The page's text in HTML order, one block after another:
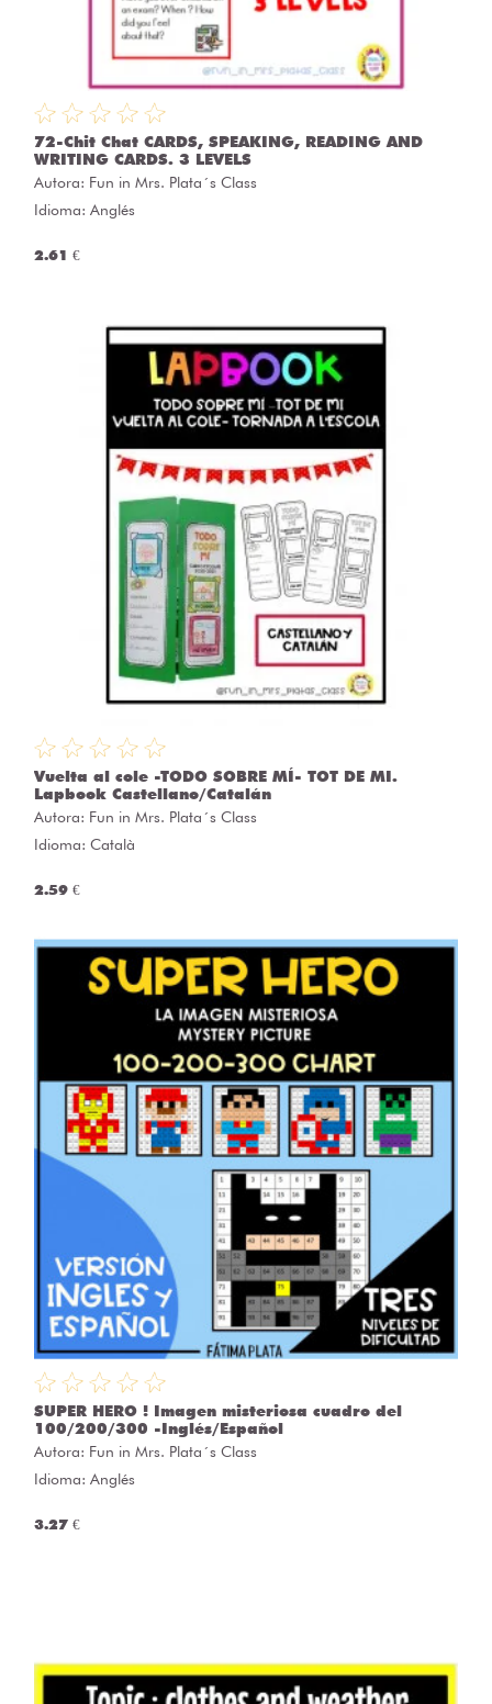
72-Chit Chat CARDS, SPEAKING, READING AND
WRITING CARDS. 3 LEVELS
Autora: Fun in Mrs. Plata´s Class
Idioma: Anglés
2.61 €
Vuelta al cole -TODO SOBRE MÍ- TOT DE MI.
Lapbook Castellano/Catalán
Autora: Fun in Mrs. Plata´s Class
Idioma: Català
2.59 €
SUPER HERO ! Imagen misteriosa cuadro del
100/200/300 -Inglés/Español
Autora: Fun in Mrs. Plata´s Class
Idioma: Anglés
3.27 €